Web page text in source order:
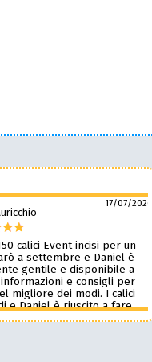
17/07/2026
calici Event incisi per un
a settembre e Daniel è
gentile e disponibile a
e consigli per
migliore dei modi. I calici
e Daniel è riuscito a fare
giorni accontentandomi.